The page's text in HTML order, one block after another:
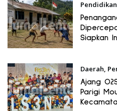
Pendidikan
Siapkan
Daerah,
Ajang
Parigi